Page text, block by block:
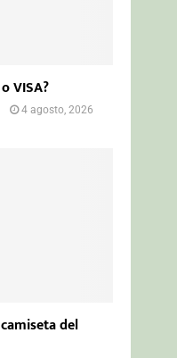
VISA?
4 agosto, 2026
del